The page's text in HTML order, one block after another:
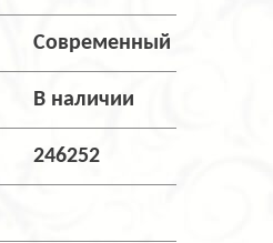
Современный
В наличии
246252